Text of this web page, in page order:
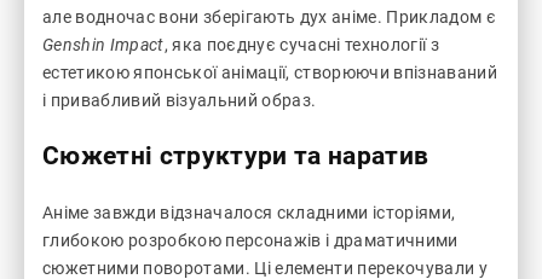
але водночас вони зберігають дух аніме. Прикладом є
Genshin Impact, яка поєднує сучасні технології з
естетикою японської анімації, створюючи впізнаваний
і привабливий візуальний образ.
Сюжетні структури та наратив
Аніме завжди відзначалося складними історіями,
глибокою розробкою персонажів і драматичними
сюжетними поворотами. Ці елементи перекочували у